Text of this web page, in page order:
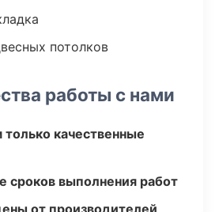
потолков
работы с нами
качественные
сроков выполнения работ
от производителей